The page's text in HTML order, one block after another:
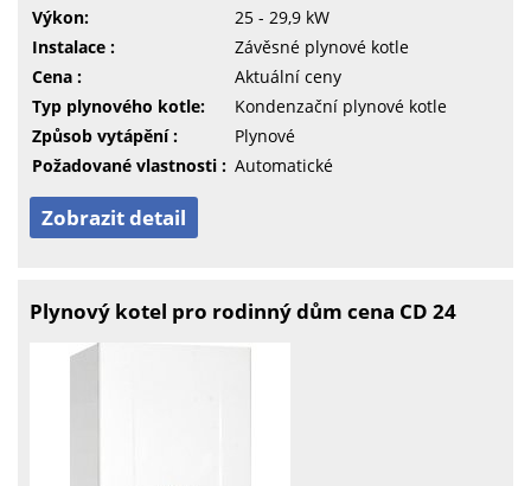
Výkon:
25 - 29,9 kW
Instalace :
Závěsné plynové kotle
Cena :
Aktuální ceny
Typ plynového kotle:
Kondenzační plynové kotle
Způsob vytápění :
Plynové
Požadované vlastnosti : Automatické
Zobrazit detail
Plynový kotel pro rodinný dům cena CD 24